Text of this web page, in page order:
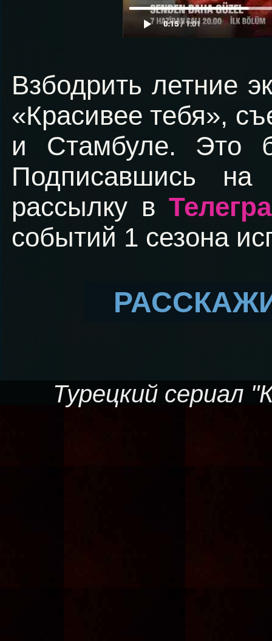
Взбодрить летние
«Красивее тебя»,
и Стамбуле. Это
Подписавшись
рассылку в
событий 1 сезона
Турецкий сериал